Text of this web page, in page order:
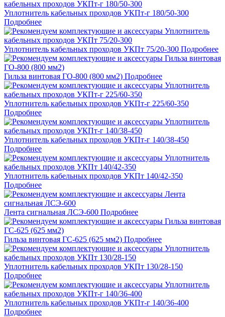
Уплотнитель кабельных проходов УКПт-г 180/50-300
Подробнее
Уплотнитель кабельных проходов УКПт 75/20-300 Подробнее
Гильза винтовая ГО-800 (800 мм2) Подробнее
Уплотнитель кабельных проходов УКПт-г 225/60-350
Подробнее
Уплотнитель кабельных проходов УКПт-г 140/38-450
Подробнее
Уплотнитель кабельных проходов УКПт 140/42-350
Подробнее
Лента сигнальная ЛСЭ-600 Подробнее
Гильза винтовая ГС-625 (625 мм2) Подробнее
Уплотнитель кабельных проходов УКПт 130/28-150
Подробнее
Уплотнитель кабельных проходов УКПт-г 140/36-400
Подробнее